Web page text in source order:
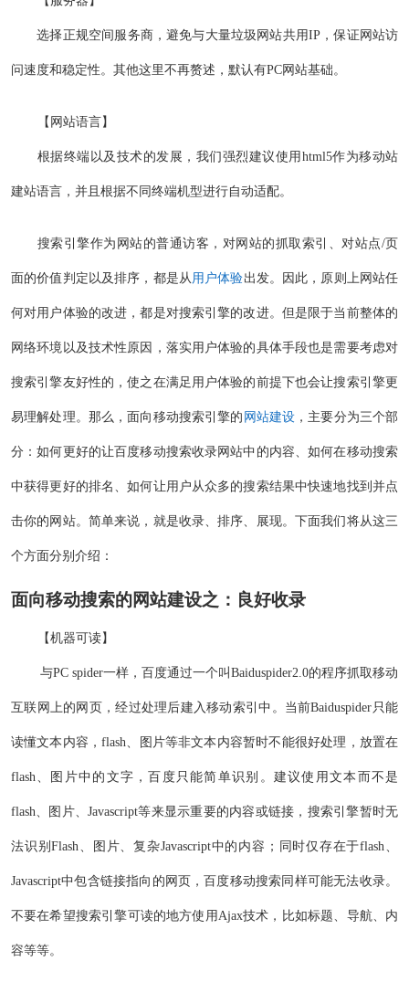
选择正规空间服务商，避免与大量垃圾网站共用IP，保证网站访
问速度和稳定性。其他这里不再赘述，默认有PC网站基础。
【网站语言】
根据终端以及技术的发展，我们强烈建议使用html5作为移动站
建站语言，并且根据不同终端机型进行自动适配。
搜索引擎作为网站的普通访客，对网站的抓取索引、对站点/页
面的价值判定以及排序，都是从 用户体验出发。因此，原则上网站任
何对用户体验的改进，都是对搜索引擎的改进。但是限于当前整体的
网络环境以及技术性原因，落实用户体验的具体手段也是需要考虑对
搜索引擎友好性的，使之在满足用户体验的前提下也会让搜索引擎更
易理解处理。那么，面向移动搜索引擎的网站建设 ，主要分为三个部
分：如何更好的让百度移动搜索收录网站中的内容、如何在移动搜索
中获得更好的排名、如何让用户从众多的搜索结果中快速地找到并点
击你的网站。简单来说，就是收录、排序、展现。下面我们将从这三
个方面分别介绍：
面向移动搜索的网站建设之：良好收录
【机器可读】
与PC spider一样，百度通过一个叫Baiduspider2.0的程序抓取移动
互联网上的网页，经过处理后建入移动索引中。当前Baiduspider只能
读懂文本内容，flash、图片等非文本内容暂时不能很好处理，放置在
flash、图片中的文字，百度只能简单识别。建议使用文本而不是
flash、图片、Javascript等来显示重要的内容或链接，搜索引擎暂时无
法识别Flash、图片、复杂Javascript中的内容；同时仅存在于flash、
Javascript中包含链接指向的网页，百度移动搜索同样可能无法收录。
不要在希望搜索引擎可读的地方使用Ajax技术，比如标题、导航、内
容等等。